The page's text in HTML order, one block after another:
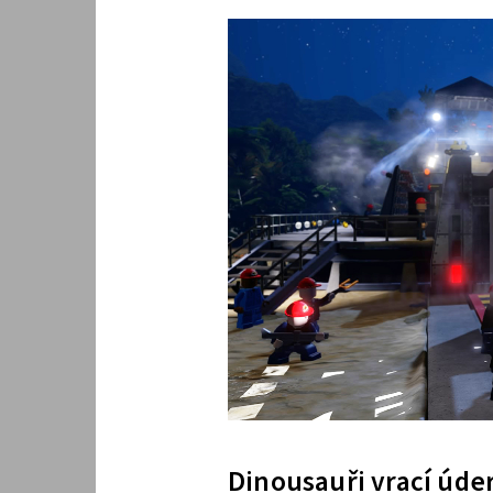
Dinousauři vrací